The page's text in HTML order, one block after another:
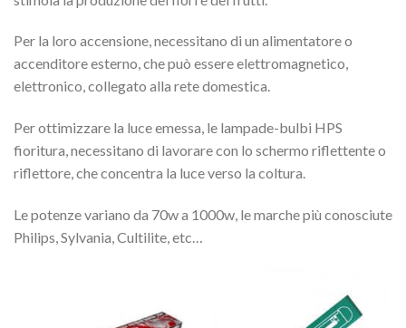
Per la loro accensione, necessitano di un alimentatore o
accenditore esterno, che può essere elettromagnetico,
elettronico, collegato alla rete domestica.
Per ottimizzare la luce emessa, le lampade-bulbi HPS
fioritura, necessitano di lavorare con lo schermo riflettente o
riflettore, che concentra la luce verso la coltura.
Le potenze variano da 70w a 1000w, le marche più conosciute
Philips, Sylvania, Cultilite, etc…